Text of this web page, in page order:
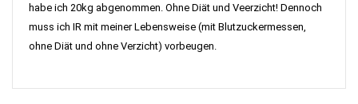
habe ich 20kg abgenommen. Ohne Diät und Veerzicht! Dennoch
muss ich IR mit meiner Lebensweise (mit Blutzuckermessen,
ohne Diät und ohne Verzicht) vorbeugen.